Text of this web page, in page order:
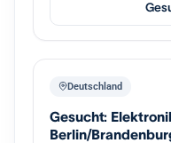
Deutschland
Gesucht:
Berlin/